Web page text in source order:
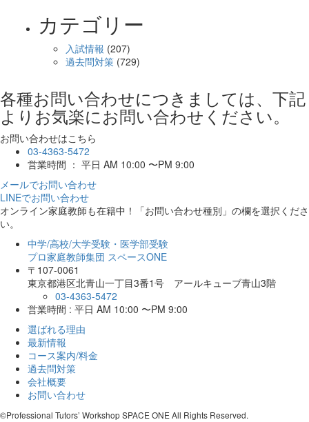
カテゴリー
入試情報 (207)
過去問対策 (729)
各種お問い合わせにつきましては、下記
よりお気楽にお問い合わせください。
お問い合わせはこちら
03-4363-5472
営業時間 ： 平日 AM 10:00 〜PM 9:00
メールでお問い合わせ
LINEでお問い合わせ
オンライン家庭教師も在籍中！「お問い合わせ種別」の欄を選択くださ
い。
中学/高校/大学受験・医学部受験
プロ家庭教師集団 スペースONE
〒107-0061
東京都港区北青山一丁目3番1号 アールキューブ青山3階
03-4363-5472
営業時間 : 平日 AM 10:00 〜PM 9:00
選ばれる理由
最新情報
コース案内/料金
過去問対策
会社概要
お問い合わせ
©Professional Tutors’ Workshop SPACE ONE All Rights Reserved.